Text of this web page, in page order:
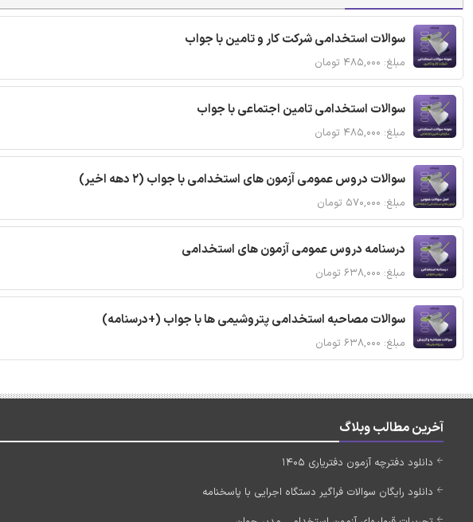
سوالات استخدامی شرکت کار و تامین با جواب
مبلغ: ۴۸۵,۰۰۰ تومان
سوالات استخدامی تامین اجتماعی با جواب
مبلغ: ۴۸۵,۰۰۰ تومان
سوالات دروس عمومی آزمون های استخدامی با جواب (2 دهه اخیر)
مبلغ: ۵۷۰,۰۰۰ تومان
درسنامه دروس عمومی آزمون های استخدامی
مبلغ: ۶۳۸,۰۰۰ تومان
سوالات مصاحبه استخدامی پتروشیمی ها با جواب (+درسنامه)
مبلغ: ۶۳۸,۰۰۰ تومان
آخرین مطالب وبلاگ
دانلود دفترچه آزمون دفتریاری 1405
دانلود رایگان سوالات فراگیر دستگاه اجرایی با پاسخنامه